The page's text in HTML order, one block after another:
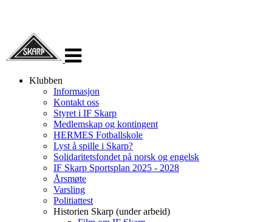
navigasjon
Klubben
Informasjon
Kontakt oss
Styret i IF Skarp
Medlemskap og kontingent
HERMES Fotballskole
Lyst å spille i Skarp?
Solidaritetsfondet på norsk og engelsk
IF Skarp Sportsplan 2025 - 2028
Årsmøte
Varsling
Politiattest
Historien Skarp (under arbeid)